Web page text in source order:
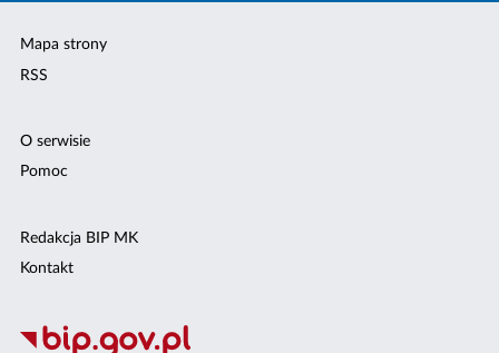
Mapa strony
RSS
O serwisie
Pomoc
Redakcja BIP MK
Kontakt